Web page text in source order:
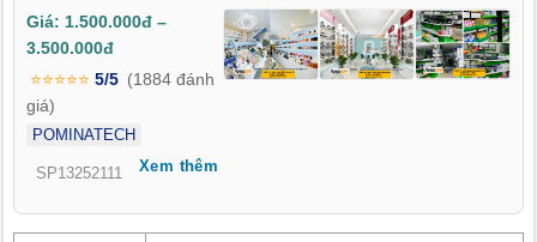
tế vừa thể hiện được phong cách thương hiệu chuyên nghiệp?
Trong ngành làm đẹp, cách bạn sắp xếp – bày trí sản phẩm
chính là yếu tố tạo nên sức hút mạnh mẽ đối với khách hàng.
Bài viết này sẽ giúp bạn khám phá giải pháp thiết kế nội thất và
decor tối ưu, biến cửa hàng mỹ phẩm của bạn trở thành điểm
đến sang trọng và đầy cảm hứng mua sắm.
Giá: 1.500.000đ –
3.500.000đ
⭐⭐⭐⭐⭐ 5/5 (1884 đánh
giá)
POMINATECH
SP13252111 Xem thêm